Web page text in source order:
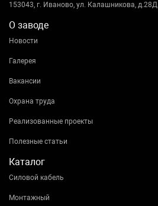
153043, г. Иваново, ул. Калашникова, д.28Д
О заводе
Новости
Галерея
Вакансии
Охрана труда
Реализованные проекты
Полезные статьи
Каталог
Силовой кабель
Монтажный